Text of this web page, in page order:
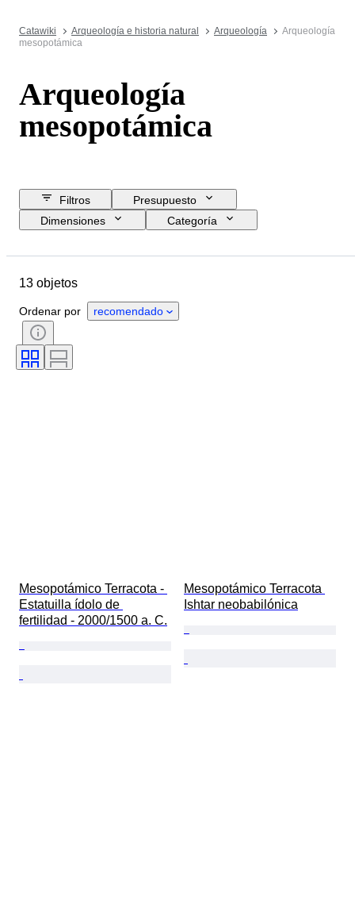
Catawiki Arqueología e historia natural Arqueología
Arqueología
mesopotámica
Arqueología
mesopotámica
Filtros
Presupuesto
Dimensiones
Categoría
País de origen
Estilo
Original / réplica
13 objetos
Ordenar por recomendado
Mesopotámico Terracota -
Estatuilla ídolo de
fertilidad - 2000/1500 a. C.
Mesopotámico Terracota
Ishtar neobabilónica